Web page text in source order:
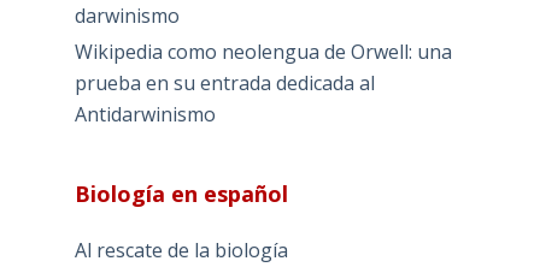
darwinismo
Wikipedia como neolengua de Orwell: una
prueba en su entrada dedicada al
Antidarwinismo
Biología en español
Al rescate de la biología